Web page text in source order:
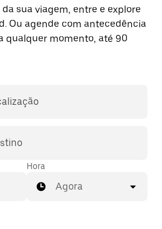
sua viagem, entre e explore
Ou agende com antecedência
qualquer momento, até 90
Hora
Agora